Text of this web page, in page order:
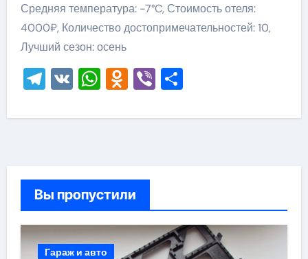
Средняя температура: -7°C, Стоимость отеля:
4000₽, Количество достопримечательностей: 10,
Лучший сезон: осень
Telegram
VKWhatsApp
Odnoklassniki
ViberОтправить
Вы пропустили
Гараж и авто